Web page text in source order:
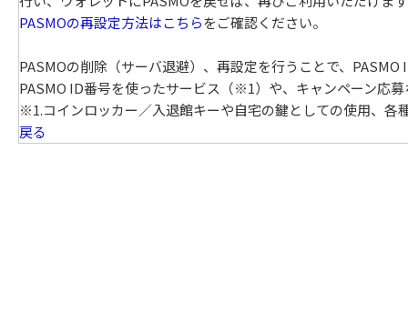
PASMOの再設定方法はこちらをご確認ください。
PASMOの削除（サーバ退避）、再設定を行うことで、
PASMO ID番号を使ったサービス（※1）や、キャンペーン応
※1.コインロッカー／入退館キーや自宅の鍵としての使用、各
戻る